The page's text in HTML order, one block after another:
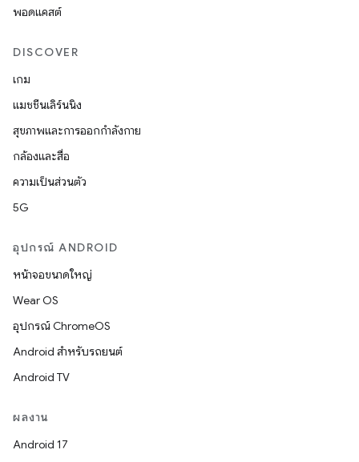
พอดแคสต์
DISCOVER
เกม
แมชชีนเลิร์นนิง
สุขภาพและการออกกำลังกาย
กล้องและสื่อ
ความเป็นส่วนตัว
5G
อุปกรณ์ ANDROID
หน้าจอขนาดใหญ่
Wear OS
อุปกรณ์ ChromeOS
Android สำหรับรถยนต์
Android TV
ผลงาน
Android 17